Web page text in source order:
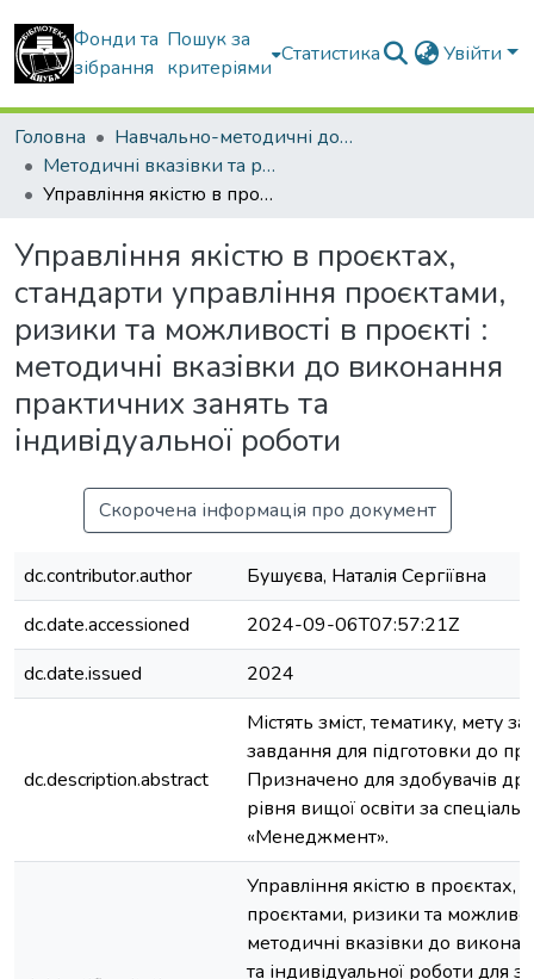
Фонди та
зібрання
Пошук за
критеріями
Статистика Увійти
Головна
Навчально-методичні документи
Методичні вказівки та рекомендації
Управління якістю в проєктах, стандарти управління проєктами, ризики та можливості в проєкті : методичні вказівки до виконання практичних занять та індивідуальної роботи
Управління якістю в проєктах,
стандарти управління проєктами,
ризики та можливості в проєкті :
методичні вказівки до виконання
практичних занять та
індивідуальної роботи
Скорочена інформація про документ
dc.contributor.author
Бушуєва, Наталія Сергіївна
dc.date.accessioned
2024-09-06T07:57:21Z
dc.date.issued
2024
dc.description.abstract
Містять зміст, тематику, мету
завдання для підготовки до
Призначено для здобувачів
рівня вищої освіти за
«Менеджмент».
Управління якістю в проєктах,
проєктами, ризики та
методичні вказівки до
та індивідуальної роботи для